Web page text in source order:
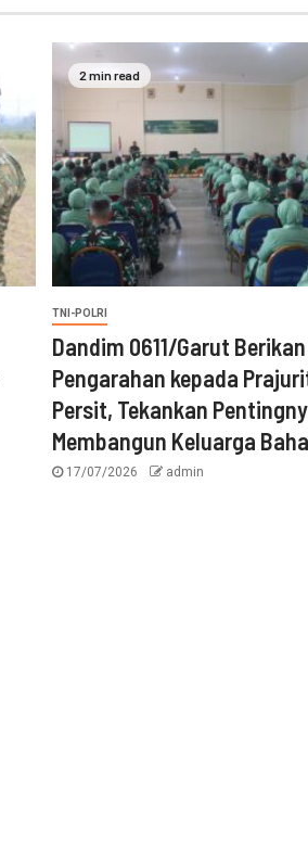
2 min read
TNI-POLRI
‎Dandim 0611/Garut Berikan
Pengarahan kepada
Persit, Tekankan
Membangun Keluarga
17/07/2026 admin